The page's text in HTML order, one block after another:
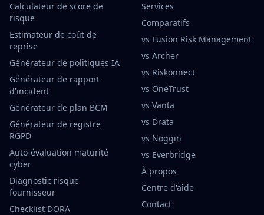
Calculateur de score de
risque
Estimateur de coût de
reprise
Générateur de politiques IA
Générateur de rapport
d'incident
Générateur de plan BCM
Générateur de registre
RGPD
Auto-évaluation maturité
cyber
Diagnostic risque
fournisseur
Checklist DORA
Services
Comparatifs
vs Fusion Risk Management
vs Archer
vs Riskonnect
vs OneTrust
vs Vanta
vs Drata
vs Noggin
vs Everbridge
À propos
Centre d'aide
Contact